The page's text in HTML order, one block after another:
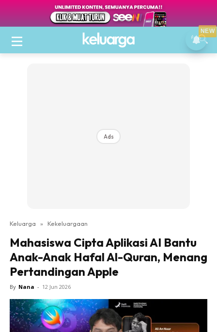
Ads
Keluarga » Kekeluargaan
Mahasiswa Cipta Aplikasi AI Bantu
Anak-Anak Hafal Al-Quran, Menang
Pertandingan Apple
By Nana - 12 Jun 2026
NEW